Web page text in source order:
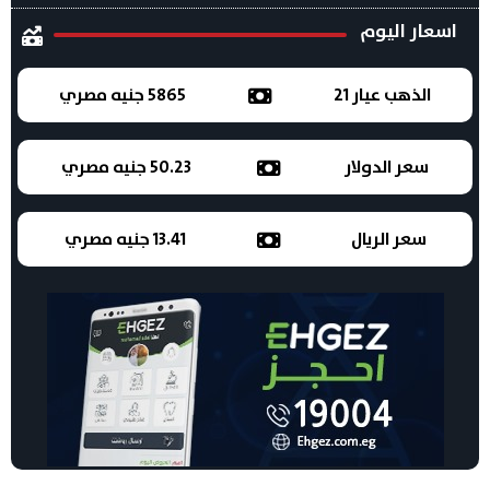
اسعار اليوم
الذهب عيار 21 5865 جنيه مصري
سعر الدولار 50.23 جنيه مصري
سعر الريال 13.41 جنيه مصري